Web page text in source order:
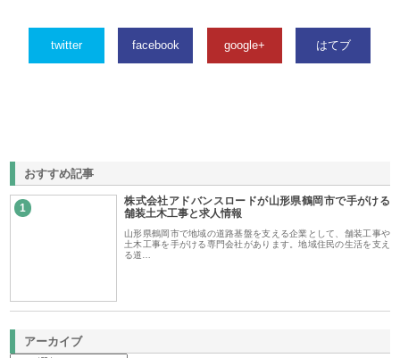
twitter facebook google+ はてブ
おすすめ記事
1
株式会社アドバンスロードが山形県鶴岡市で手がける
舗装土木工事と求人情報
山形県鶴岡市で地域の道路基盤を支える企業として、舗装工事や
土木工事を手がける専門会社があります。地域住民の生活を支え
る道…
アーカイブ